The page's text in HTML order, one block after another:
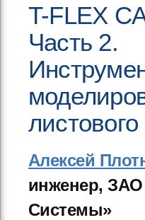
T-FLEX
Часть 2.
Алексей
инженер, ЗАО
Системы»